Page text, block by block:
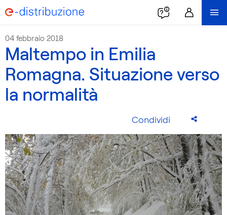
04 febbraio 2018
Maltempo in Emilia
Romagna. Situazione verso
la normalità
Condividi